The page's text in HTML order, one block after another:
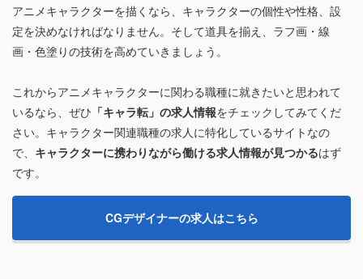
アニメキャラクターを描くなら、キャラクターの個性や性格、設
定を決めなければなりません。そして道具を揃え、ラフ画・線
画・色塗りの技術を高めていきましょう。
これからアニメキャラクターに関わる職種に就きたいと思われて
いるなら、ぜひ 「キャラ転」の求人情報をチェックしてみてくだ
さい。キャラクター関連職種の求人に特化しているサイトなの
で、 キャラクターに携わりながら働ける求人情報が見つかるはず
です。
CGデザイナーの求人はこちら